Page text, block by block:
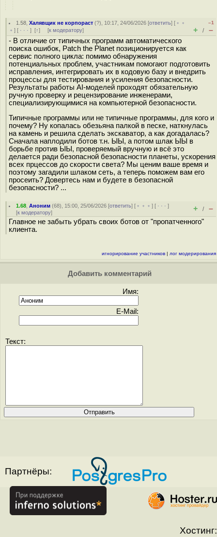
1.58 ,Халявщик не корпораст (?), 10:17, 24/06/2026 [ответить] [ ﹢﹢
﹢ ] [ · · · ] [↑] [к модератору]
–1
+ / –
- В отличие от типичных программ автоматического
поиска ошибок, Patch the Planet позиционируется как
сервис полного цикла: помимо обнаружения
потенциальных проблем, участникам помогают подготовить
исправления, интегрировать их в кодовую базу и внедрить
процессы для тестирования и усиления безопасности.
Результаты работы AI-моделей проходят обязательную
ручную проверку и рецензирование инженерами,
специализирующимися на компьютерной безопасности.
Типичные программы или не типичные программы, для кого и
почему? Ну копалась обезьяна палкой в песке, наткнулась
на камень и решила сделать экскаватор, а как догадалась?
Сначала наплодили ботов т.н. ЫЫ, а потом шлак ЫЫ в
борьбе против ЫЫ, проверяемый вручную и всё это
делается ради безопасной безопасности планеты, ускорения
всех прцессов до скорости света? Мы ценим ваше время и
поэтому загадили шлаком сеть, а теперь поможем вам его
просеить? Довертесь нам и будете в безопасной
безопасности? ...
1.68 ,Аноним (68), 15:00, 25/06/2026 [ответить] [ ﹢﹢﹢] [ · · ·]
[к модератору] + / –
Главное не забыть убрать своих ботов от "пропатченного"
клиента.
игнорирование участников | лог модерирования
Добавить комментарий
Имя:
E-Mail:
Текст:
Партнёры:
Хостинг: